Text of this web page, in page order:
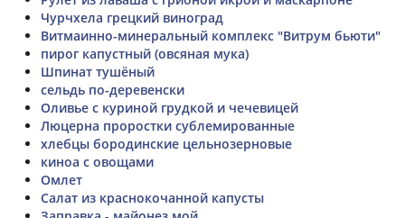
Чурчхела грецкий виноград
Витмаинно-минеральный комплекс "Витрум бьюти"
пирог капустный (овсяная мука)
Шпинат тушёный
сельдь по-деревенски
Оливье с куриной грудкой и чечевицей
Люцерна проростки сублемированные
хлебцы бородинские цельнозерновые
киноа с овощами
Омлет
Салат из краснокочанной капусты